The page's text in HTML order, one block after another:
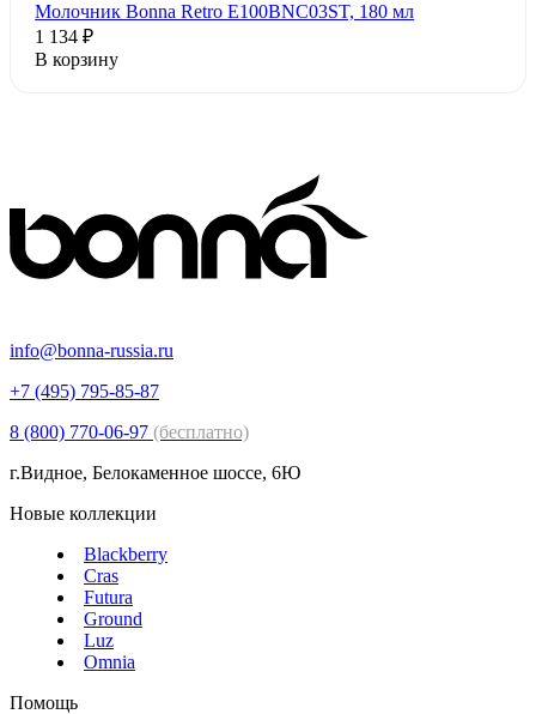
Молочник Bonna Retro E100BNC03ST, 180 мл
1 134 ₽
В корзину
info@bonna-russia.ru
+7 (495) 795-85-87
8 (800) 770-06-97 (бесплатно)
г.Видное, Белокаменное шоссе, 6Ю
Новые коллекции
Blackberry
Cras
Futura
Ground
Luz
Omnia
Помощь